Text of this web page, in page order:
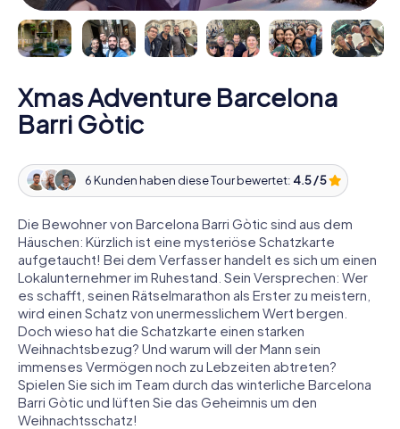
Xmas Adventure Barcelona
Barri Gòtic
6 Kunden haben diese Tour bewertet: 4.5 / 5
Die Bewohner von Barcelona Barri Gòtic sind aus dem
Häuschen: Kürzlich ist eine mysteriöse Schatzkarte
aufgetaucht! Bei dem Verfasser handelt es sich um einen
Lokalunternehmer im Ruhestand. Sein Versprechen: Wer
es schafft, seinen Rätselmarathon als Erster zu meistern,
wird einen Schatz von unermesslichem Wert bergen.
Doch wieso hat die Schatzkarte einen starken
Weihnachtsbezug? Und warum will der Mann sein
immenses Vermögen noch zu Lebzeiten abtreten?
Spielen Sie sich im Team durch das winterliche Barcelona
Barri Gòtic und lüften Sie das Geheimnis um den
Weihnachtsschatz!